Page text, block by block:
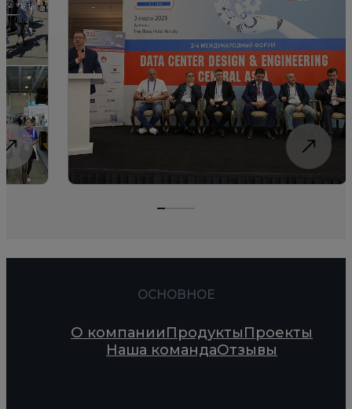
ОСНОВНОЕ
О компанииПродуктыПроекты
Наша командаОтзывы